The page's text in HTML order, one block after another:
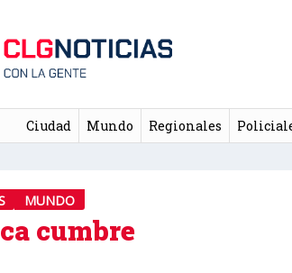
Ciudad Mundo Regionales
MUNDO
cumbre